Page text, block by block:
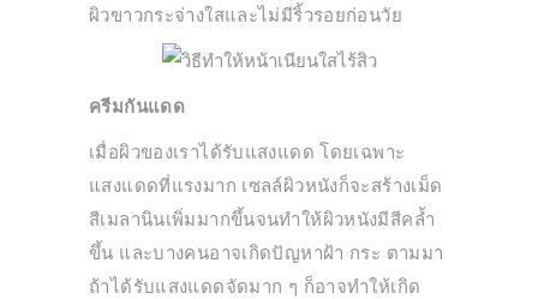
ผิวขาวกระจ่างใสและไม่มีริ้วรอยก่อนวัย
ครีมกันแดด
เมื่อผิวของเราได้รับแสงแดด โดยเฉพาะ
แสงแดดที่แรงมาก เซลล์ผิวหนังก็จะสร้างเม็ด
สีเมลานินเพิ่มมากขึ้นจนทำให้ผิวหนังมีสีคล้ำ
ขึ้น และบางคนอาจเกิดปัญหาฝ้า กระ ตามมา
ถ้าได้รับแสงแดดจัดมาก ๆ ก็อาจทำให้เกิด